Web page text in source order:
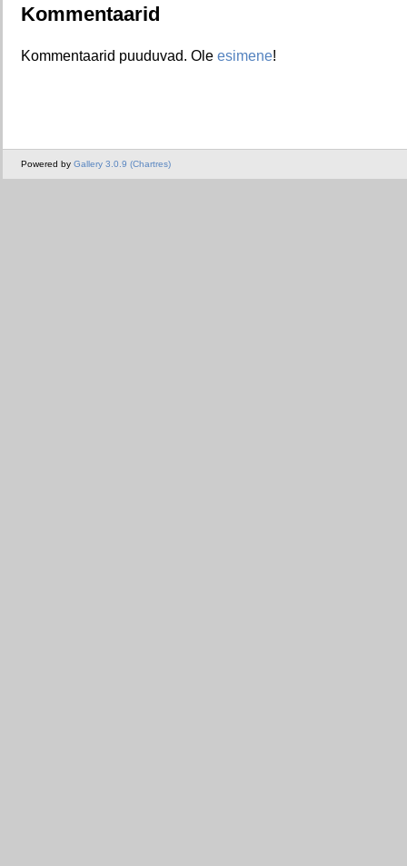
Kommentaarid
Kommentaarid puuduvad. Ole esimene!
Powered by Gallery 3.0.9 (Chartres)